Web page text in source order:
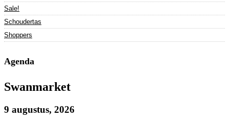
Sale!
Schoudertas
Shoppers
Agenda
Swanmarket
9 augustus, 2026